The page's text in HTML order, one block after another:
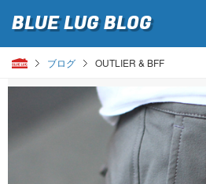
BLUE LUGBLOG
ブログ OUTLIER & BFF